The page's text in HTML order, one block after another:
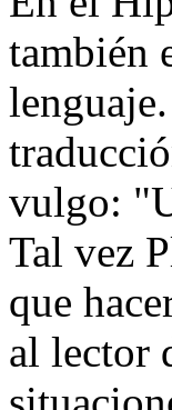
también
vulgo:
Tal vez
que
al lector